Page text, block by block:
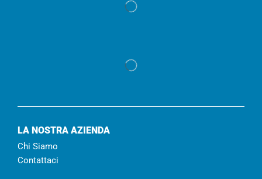
LA NOSTRA AZIENDA
Chi Siamo
Contattaci